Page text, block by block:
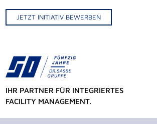
JETZT INITIATIV BEWERBEN
IHR PARTNER FÜR INTEGRIERTES
FACILITY MANAGEMENT.